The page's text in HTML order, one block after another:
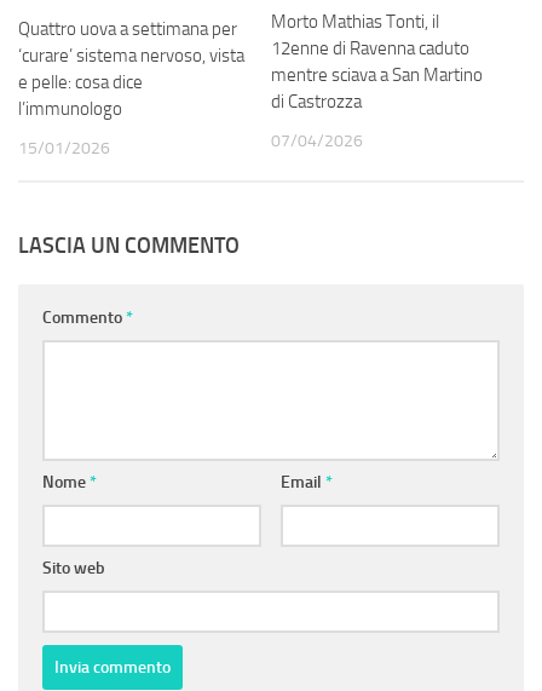
Quattro uova a settimana per
‘curare’ sistema nervoso, vista
e pelle: cosa dice
l’immunologo
15/01/2026
Morto Mathias Tonti, il
12enne di Ravenna caduto
mentre sciava a San Martino
di Castrozza
07/04/2026
LASCIA UN COMMENTO
Commento*
Nome* Email *
Sito web